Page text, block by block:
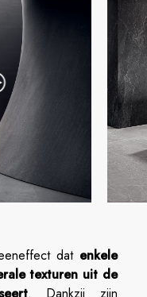
dat enkele
texturen uit de